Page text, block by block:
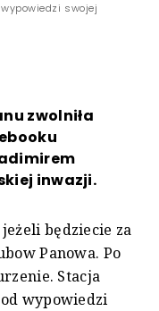
swojej
zwolniła
inwazji.
będziecie za
Panowa. Po
Stacja
od wypowiedzi